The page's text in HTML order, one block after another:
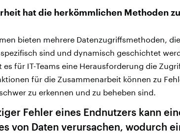
hat die herkömmlichen Methoden
bieten mehrere Datenzugriffsmethoden,
sind und dynamisch geschichtet
es für IT-Teams eine Herausforderung die
für die Zusammenarbeit können zu
zu erkennen und zu beheben sind.
Fehler eines Endnutzers kann
von Daten verursachen, wodurch